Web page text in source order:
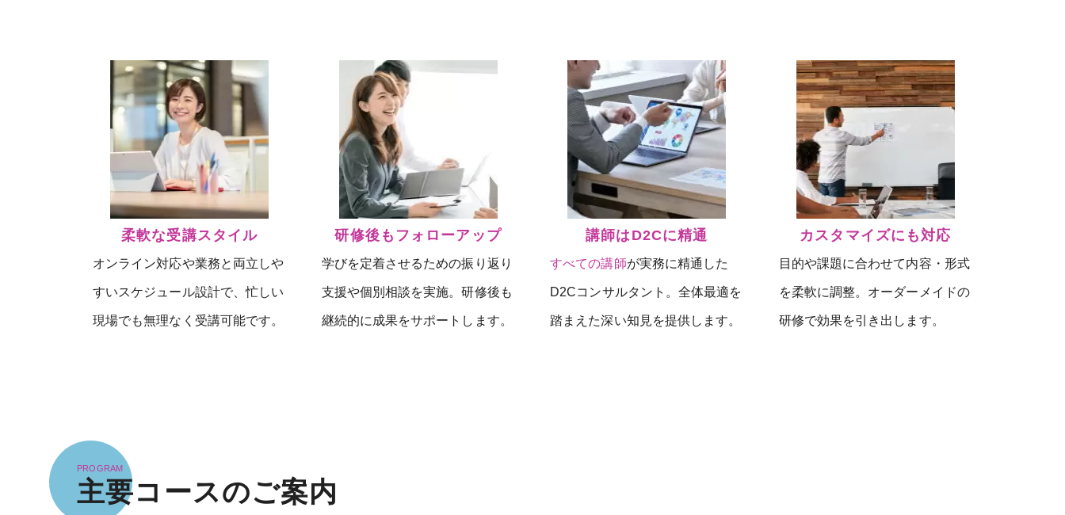
柔軟な受講スタイル
オンライン対応や業務と両立しや
すいスケジュール設計で、忙しい
現場でも無理なく受講可能です。
研修後もフォローアップ
学びを定着させるための振り返り
支援や個別相談を実施。研修後も
継続的に成果をサポートします。
講師はD2Cに精通
すべての講師が実務に精通した
D2Cコンサルタント。全体最適を
踏まえた深い知見を提供します。
カスタマイズにも対応
目的や課題に合わせて内容・形式
を柔軟に調整。オーダーメイドの
研修で効果を引き出します。
PROGRAM
主要コースのご案内